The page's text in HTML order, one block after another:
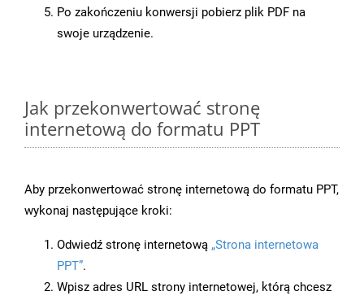
Po zakończeniu konwersji pobierz plik PDF na
swoje urządzenie.
Jak przekonwertować stronę
internetową do formatu PPT
Aby przekonwertować stronę internetową do formatu PPT,
wykonaj następujące kroki:
Odwiedź stronę internetową „Strona internetowa
PPT”.
Wpisz adres URL strony internetowej, którą chcesz